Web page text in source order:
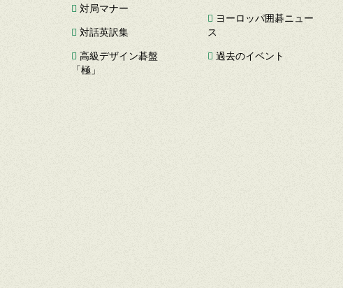
対局マナー
対話英訳集
高級デザイン碁盤
「極」
ヨーロッパ囲碁ニュー
ス
過去のイベント